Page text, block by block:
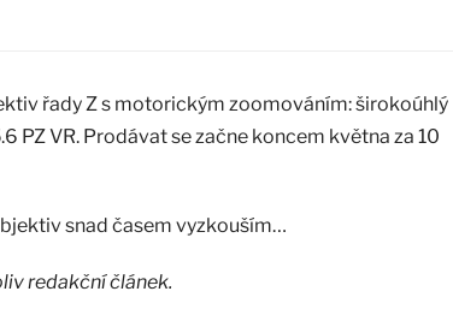
řady Z s motorickým zoomováním: širokoúhlý
PZ VR. Prodávat se začne koncem května za 10
snad časem vyzkouším…
redakční článek.